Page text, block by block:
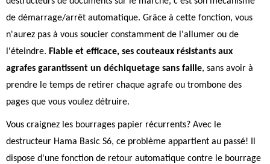
de démarrage/arrêt automatique. Grâce à cette fonction, vous
n'aurez pas à vous soucier constamment de l'allumer ou de
l'éteindre. Fiable et efficace, ses couteaux résistants aux
agrafes garantissent un déchiquetage sans faille, sans avoir à
prendre le temps de retirer chaque agrafe ou trombone des
pages que vous voulez détruire.
Vous craignez les bourrages papier récurrents? Avec le
destructeur Hama Basic S6, ce problème appartient au passé! Il
dispose d'une fonction de retour automatique contre le bourrage